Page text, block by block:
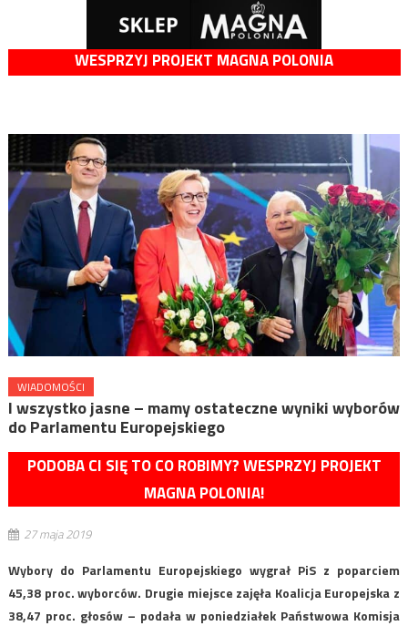
WESPRZYJ PROJEKT MAGNA POLONIA
WIADOMOŚCI
I wszystko jasne – mamy ostateczne wyniki wyborów
do Parlamentu Europejskiego
PODOBA CI SIĘ TO CO ROBIMY? WESPRZYJ PROJEKT
MAGNA POLONIA!
27 maja 2019
Wybory do Parlamentu Europejskiego wygrał PiS z poparciem
45,38 proc. wyborców. Drugie miejsce zajęła Koalicja Europejska z
38,47 proc. głosów – podała w poniedziałek Państwowa Komisja